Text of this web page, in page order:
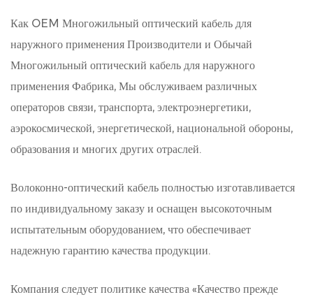
Как OEM Многожильный оптический кабель для
наружного применения Производители и Обычай
Многожильный оптический кабель для наружного
применения Фабрика, Мы обслуживаем различных
операторов связи, транспорта, электроэнергетики,
аэрокосмической, энергетической, национальной обороны,
образования и многих других отраслей.
Волоконно-оптический кабель полностью изготавливается
по индивидуальному заказу и оснащен высокоточным
испытательным оборудованием, что обеспечивает
надежную гарантию качества продукции.
Компания следует политике качества «Качество прежде